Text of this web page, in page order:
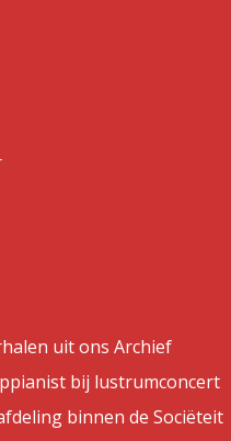
uit ons Archief
bij lustrumconcert
binnen de Sociëteit